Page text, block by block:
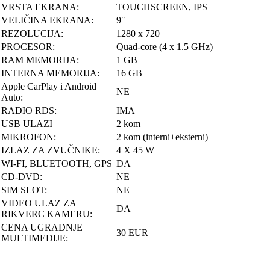
VRSTA EKRANA:
TOUCHSCREEN, IPS
VELIČINA EKRANA:
9″
REZOLUCIJA:
1280 x 720
PROCESOR:
Quad-core (4 x 1.5 GHz)
RAM MEMORIJA:
1 GB
INTERNA MEMORIJA:
16 GB
Apple CarPlay i Android
Auto:
NE
RADIO RDS:
IMA
USB ULAZI
2 kom
MIKROFON:
2 kom (interni+eksterni)
IZLAZ ZA ZVUČNIKE:
4 X 45 W
WI-FI, BLUETOOTH, GPS DA
CD-DVD:
NE
SIM SLOT:
NE
VIDEO ULAZ ZA
RIKVERC KAMERU:
DA
CENA UGRADNJE
MULTIMEDIJE:
30 EUR